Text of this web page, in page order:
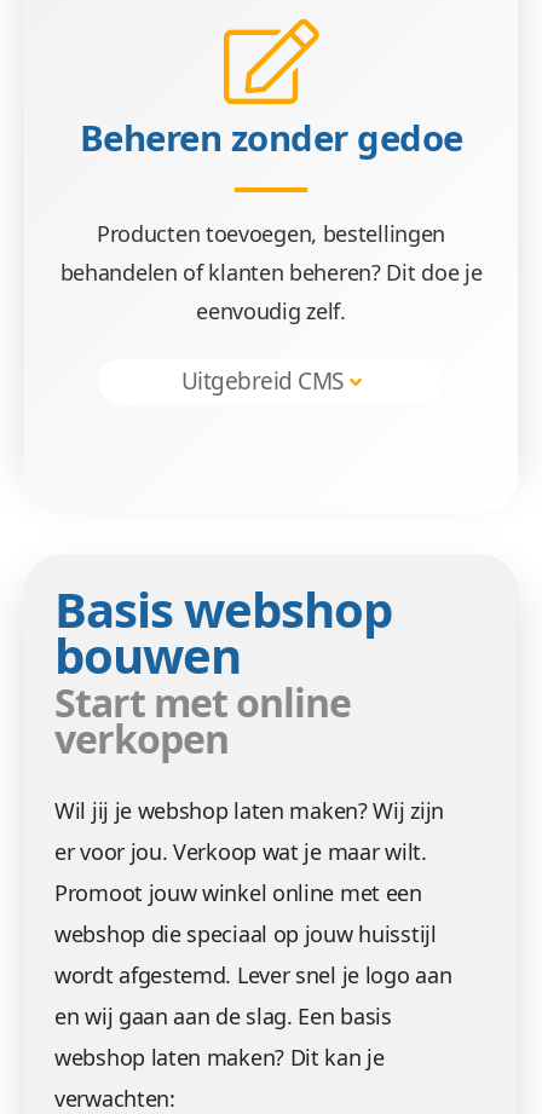
Beheren zonder gedoe
Producten toevoegen, bestellingen
behandelen of klanten beheren? Dit doe je
eenvoudig zelf.
Uitgebreid CMS
Basis webshop
bouwen
Start met online
verkopen
Wil jij je webshop laten maken? Wij zijn
er voor jou. Verkoop wat je maar wilt.
Promoot jouw winkel online met een
webshop die speciaal op jouw huisstijl
wordt afgestemd. Lever snel je logo aan
en wij gaan aan de slag. Een basis
webshop laten maken? Dit kan je
verwachten: